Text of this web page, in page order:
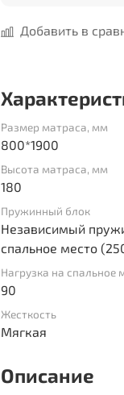
Добавить в
Размер матраса, мм
800*1900
Высота матраса, мм
180
Пружинный блок
Независимый
спальное место
Нагрузка на спальное
90
Жесткость
Мягкая
Описание